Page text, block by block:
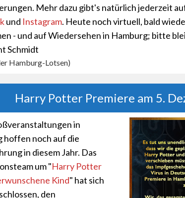
Mehr dazu gibt's natürlich jederzeit
und Instagram. Heute noch virtuell, bald
- und auf Wiedersehen in Hamburg; bitte
Schmidt
Hamburg-Lotsen)
Harry Potter Premiere am 5.
in
hoffen noch auf die
in diesem Jahr. Das
um "Harry Potter
Kind" hat sich
den